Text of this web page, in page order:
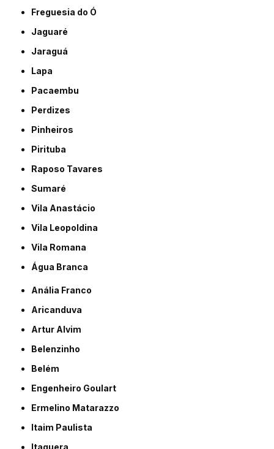
Freguesia do Ó
Jaguaré
Jaraguá
Lapa
Pacaembu
Perdizes
Pinheiros
Pirituba
Raposo Tavares
Sumaré
Vila Anastácio
Vila Leopoldina
Vila Romana
Água Branca
Anália Franco
Aricanduva
Artur Alvim
Belenzinho
Belém
Engenheiro Goulart
Ermelino Matarazzo
Itaim Paulista
Itaquera